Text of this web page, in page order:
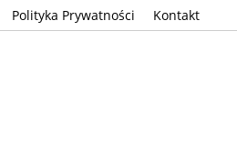
Polityka Prywatności Kontakt